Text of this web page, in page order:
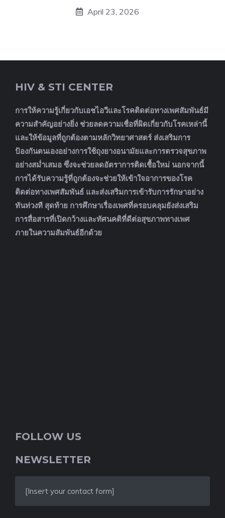
April 23, 2026
HIV & STI CENTER
การให้ความรู้เกี่ยวกับเอชไอวีและโรคติดต่อทางเพศสัมพันธ์มี
ความสำคัญอย่างยิ่ง ช่วยลดความเชื่อที่ผิดเกี่ยวกับโรคเหล่านี้
และให้ข้อมูลที่ถูกต้องตามหลักวิทยาศาสตร์ ส่งเสริมการ
ป้องกันตนเองอย่างการใช้ถุงยางอนามัยและการตรวจสุขภาพ
อย่างสม่ำเสมอ ซึ่งจะช่วยลดอัตราการติดเชื้อใหม่ นอกจากนี้
การได้รับความรู้ที่ถูกต้องจะช่วยให้เข้าใจอาการของโรค
ติดต่อทางเพศสัมพันธ์ และส่งเสริมการเข้ารับการรักษาอย่าง
ทันท่วงที สุดท้าย การศึกษาเรื่องเพศที่ครอบคลุมยังส่งเสริม
การสื่อสารที่เปิดกว้างและทัศนคติที่ดีต่อสุขภาพทางเพศ
ภายในความสัมพันธ์อีกด้วย
FOLLOW US
NEWSLETTER
[Insert your contact form]